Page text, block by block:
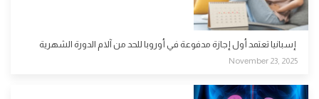
إسبانيا تعتمد أول إجازة مدفوعة في أوروبا للحد من آلام الدورة الشهرية
November 23, 2025